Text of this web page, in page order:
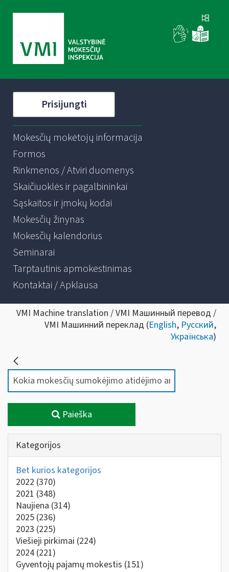
Prisijungti
Mokesčių mokėtojų informacija
Formos
Rinkmenos / Atviri duomenys
Skaičiuoklės ir pagalbininkai
Sąskaitos ir įmokų kodai
Mokesčių žinynas
Mokesčių kalendorius
Seminarai
Tarptautinis apmokestinimas
Kontaktai / Apklausa
VMI Machine translation / VMI Машинный перевод /
VMI Машинний переклад (English, Русский,
Українська)
Paieška
Kategorijos
Bet kurios kategorijos
2022 (370)
2021 (348)
Naujiena (314)
2025 (236)
2023 (225)
Viešieji pirkimai (224)
2024 (221)
Gyventojų pajamų mokestis (151)